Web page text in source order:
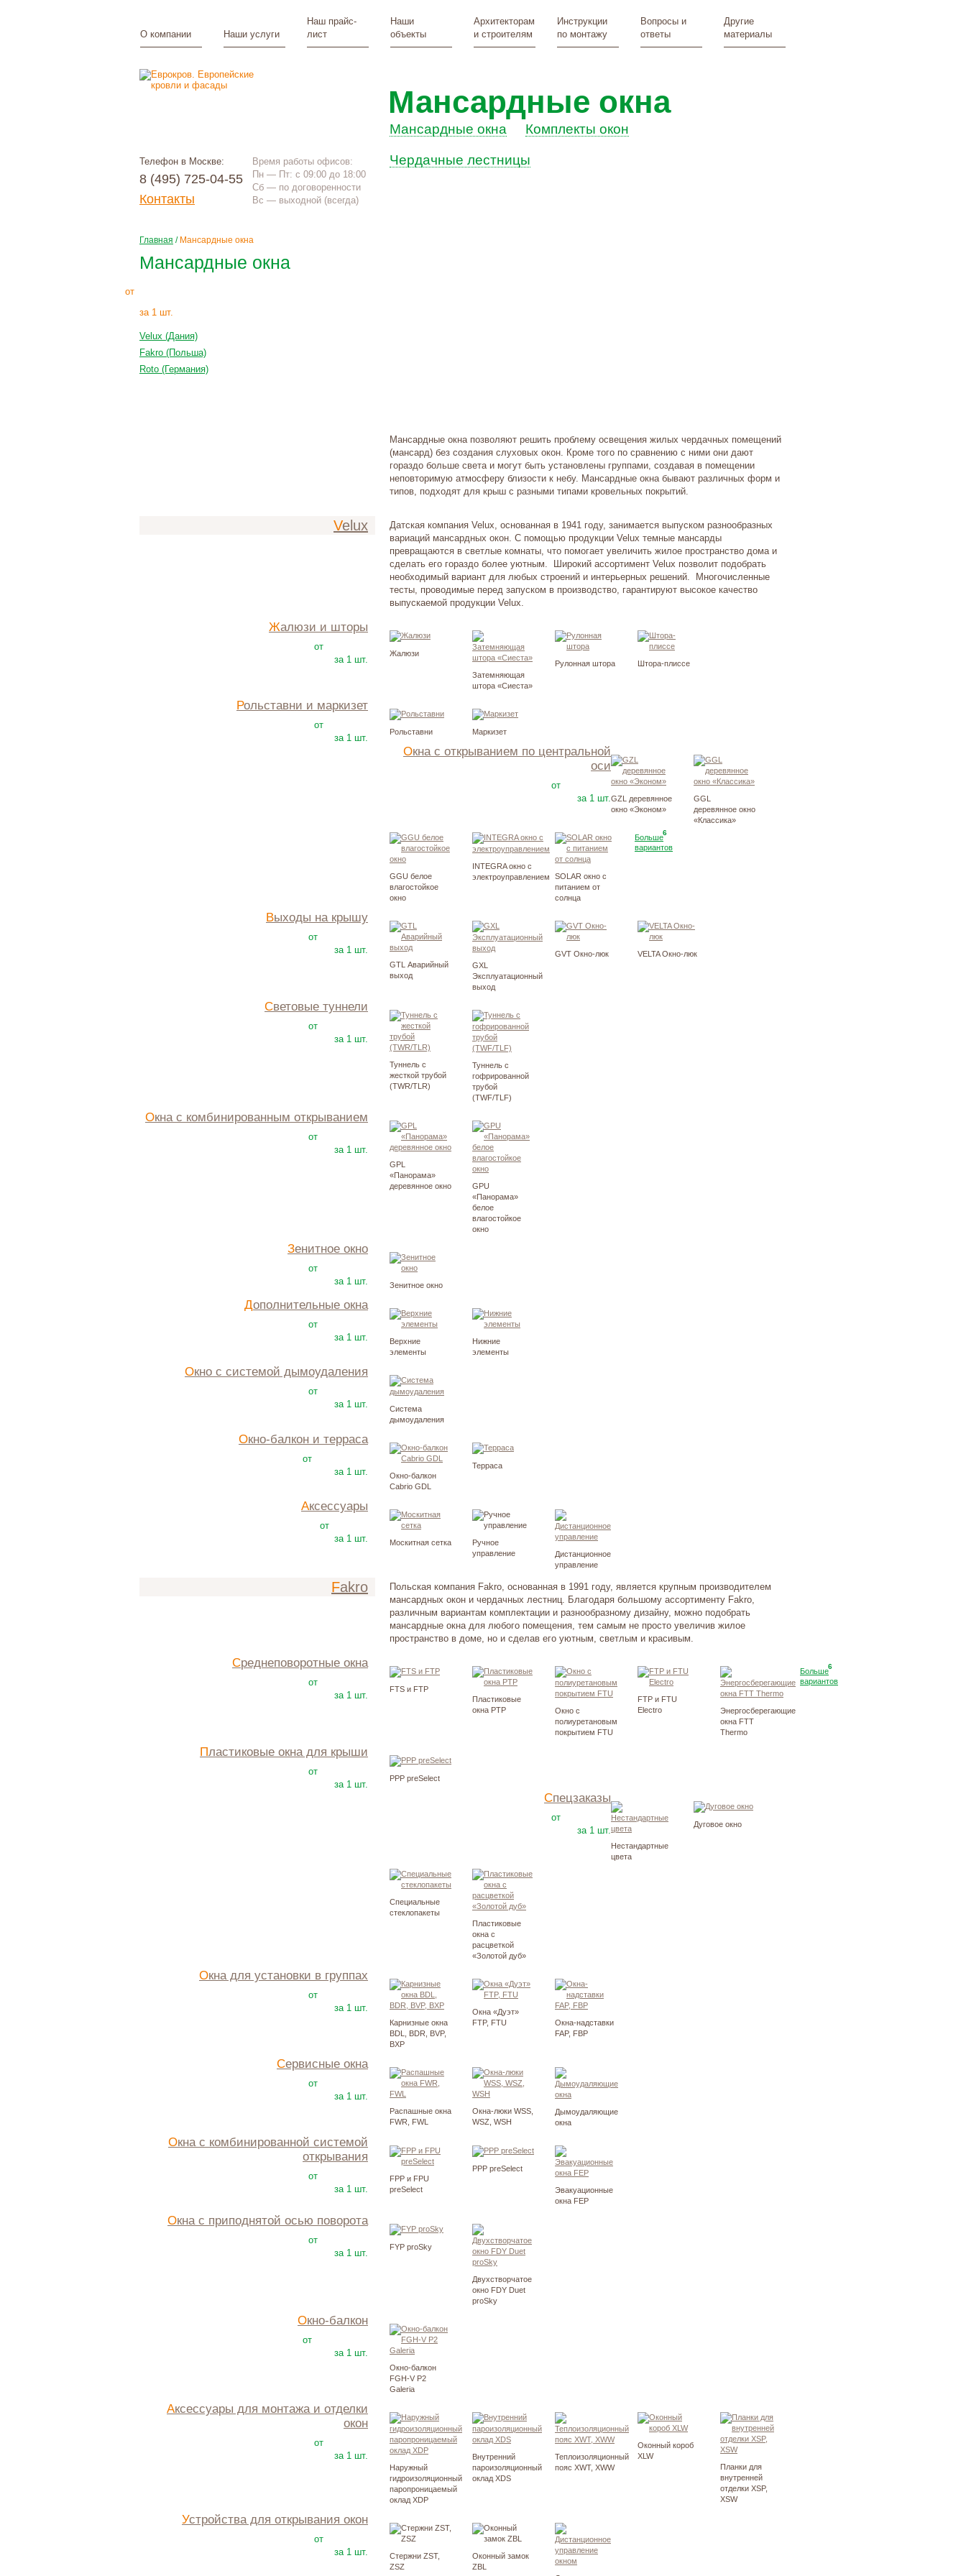
О компании Наши услуги
Наш прайс-
лист
Наши
объекты
Архитекторам
и строителям
Инструкции
по монтажу
Вопросы и
ответы
Другие
материалы
Телефон в Москве:
8 (495) 725-04-55
Контакты
Время работы офисов:
Пн — Пт: с 09:00 до 18:00
Сб — по договоренности
Вс — выходной (всегда)
Мансардные окна
Мансардные окна Комплекты окон
Чердачные лестницы
Главная / Мансардные окна
Мансардные окна
от
за 1 шт.
Velux (Дания)
Fakro (Польша)
Roto (Германия)
Мансардные окна позволяют решить проблему освещения жилых чердачных помещений
(мансард) без создания слуховых окон. Кроме того по сравнению с ними они дают
гораздо больше света и могут быть установлены группами, создавая в помещении
неповторимую атмосферу близости к небу. Мансардные окна бывают различных форм и
типов, подходят для крыш с разными типами кровельных покрытий.
Velux
Датская компания Velux, основанная в 1941 году, занимается выпуском разнообразных
вариаций мансардных окон. С помощью продукции Velux темные мансарды
превращаются в светлые комнаты, что помогает увеличить жилое пространство дома и
сделать его гораздо более уютным. Широкий ассортимент Velux позволит подобрать
необходимый вариант для любых строений и интерьерных решений. Многочисленные
тесты, проводимые перед запуском в производство, гарантируют высокое качество
выпускаемой продукции Velux.
Жалюзи и шторы
от
за 1 шт.
Жалюзи
Затемняющая
штора «Сиеста»
Рулонная штора Штора-плиссе
Рольставни и маркизет
от
за 1 шт.
Рольставни Маркизет
Окна с открыванием по центральной
оси
от
за 1 шт.GZL деревянное
окно «Эконом»
GGL
деревянное окно
«Классика»
GGU белое
влагостойкое
окно
INTEGRA окно с
электроуправлением
SOLAR окно с
питанием от
солнца
6
Больше
вариантов
Выходы на крышу
от
за 1 шт.
GTL Аварийный
выход
GXL
Эксплуатационный
выход
GVT Окно-люк VELTA Окно-люк
Световые туннели
от
за 1 шт.
Туннель с
жесткой трубой
(TWR/TLR)
Туннель с
гофрированной
трубой
(TWF/TLF)
Окна с комбинированным открыванием
от
за 1 шт.
GPL
«Панорама»
деревянное окно
GPU
«Панорама»
белое
влагостойкое
окно
Зенитное окно
от
за 1 шт. Зенитное окно
Дополнительные окна
от
за 1 шт.
Верхние
элементы
Нижние
элементы
Окно с системой дымоудаления
от
за 1 шт.
Система
дымоудаления
Окно-балкон и терраса
от
за 1 шт.
Окно-балкон
Cabrio GDL
Терраса
Аксессуары
от
за 1 шт. Москитная сетка
Ручное
управление
Дистанционное
управление
Fakro
Польская компания Fakro, основанная в 1991 году, является крупным производителем
мансардных окон и чердачных лестниц. Благодаря большому ассортименту Fakro,
различным вариантам комплектации и разнообразному дизайну, можно подобрать
мансардные окна для любого помещения, тем самым не просто увеличив жилое
пространство в доме, но и сделав его уютным, светлым и красивым.
Среднеповоротные окна
от
за 1 шт.
FTS и FTP
Плаcтиковые
окна PTP
Окно с
полиуретановым
покрытием FTU
FTP и FTU
Electro
Энергосберегающие
окна FTT
Thermo
6
Больше
вариантов
Пластиковые окна для крыши
от
за 1 шт.
PPP preSelect
Спецзаказы
от
за 1 шт.
Нестандартные
цвета
Дуговое окно
Специальные
стеклопакеты
Пластиковые
окна с
расцветкой
«Золотой дуб»
Окна для установки в группах
от
за 1 шт.
Карнизные окна
BDL, BDR, BVP,
BXP
Окна «Дуэт»
FTP, FTU
Окна-надставки
FAP, FBP
Сервисные окна
от
за 1 шт.
Распашные окна
FWR, FWL
Окна-люки WSS,
WSZ, WSH
Дымоудаляющие
окна
Окна с комбинированной системой
открывания
от
за 1 шт.
FPP и FPU
preSelect
PPP preSelect
Эвакуационные
окна FEP
Окна с приподнятой осью поворота
от
за 1 шт.
FYP proSky
Двухстворчатое
окно FDY Duet
proSky
Окно-балкон
от
за 1 шт.
Окно-балкон
FGH-V P2
Galeria
Аксессуары для монтажа и отделки
окон
от
за 1 шт.
Наружный
гидроизоляционный
паропроницаемый
оклад XDP
Внутренний
пароизоляционный
оклад XDS
Теплоизоляционный
пояс XWT, XWW
Оконный короб
XLW
Планки для
внутренней
отделки XSP,
XSW
Устройства для открывания окон
от
за 1 шт.
Стержни ZST,
ZSZ
Оконный замок
ZBL